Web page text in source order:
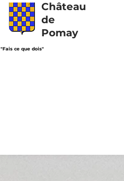
Château
de
Pomay
"Fais ce que dois"